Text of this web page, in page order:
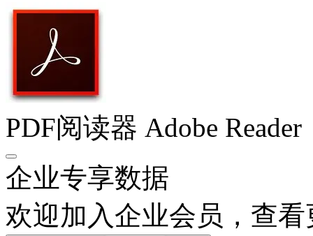
PDF阅读器 Adobe Reader
企业专享数据
欢迎加入企业会员，查